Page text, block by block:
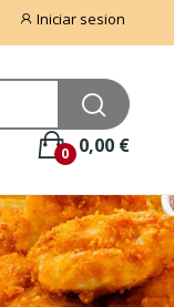
Iniciar sesion
0,00 €
0